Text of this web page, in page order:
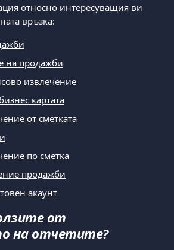
относно интересуващия ви
връзка:
на продажби
извлечение
картата
от сметката
по сметка
продажби
акаунт
от
на отчетите?